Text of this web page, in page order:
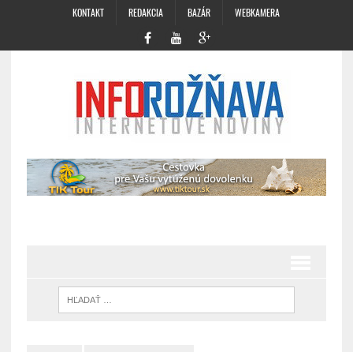
KONTAKT REDAKCIA BAZÁR WEBKAMERA